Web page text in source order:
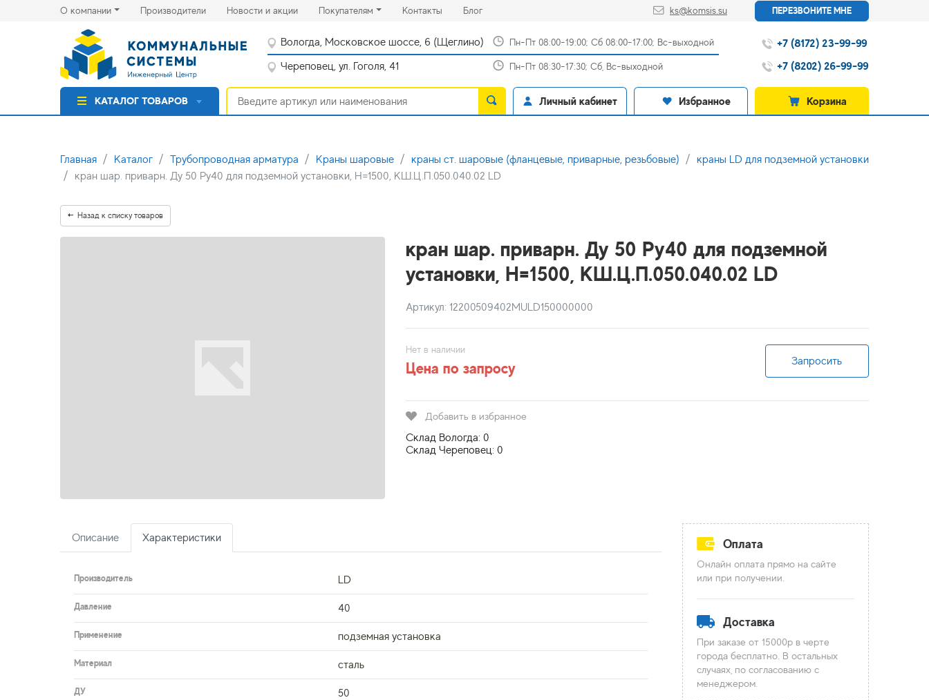
О компании Производители(current)Новости и акции(current)Покупателям Контакты(current)
Блог(current) ks@komsis.su ПЕРЕЗВОНИТЕ МНЕ
Вологда, Московское шоссе, 6 (Щеглино) Пн-Пт 08:00-19:00; Сб 08:00-17:00; Вс-выходной
Череповец, ул. Гоголя, 41 Пн-Пт 08:30-17:30; Сб, Вс-выходной
+7 (8172) 23-99-99
+7 (8202) 26-99-99
КАТАЛОГ ТОВАРОВ Личный кабинет Избранное Корзина
Главная Каталог Трубопроводная арматура Краны шаровые краны ст. шаровые (фланцевые, приварные, резьбовые)
краны LD для подземной установки
кран шар. приварн. Ду 50 Ру40 для подземной установки, H=1500, КШ.Ц.П.050.040.02 LD
Назад к списку товаров
кран шар. приварн. Ду 50 Ру40 для подземной
установки, H=1500, КШ.Ц.П.050.040.02 LD
Артикул: 12200509402MULD150000000
Нет в наличии
Цена по запросу Запросить
Добавить в избранное
Склад Вологда: 0
Склад Череповец: 0
Описание Характеристики
Производитель LD
Давление 40
Применение подземная установка
Материал сталь
ДУ 50
Оплата
Онлайн оплата прямо на сайте
или при получении.
Доставка
При заказе от 15000р в черте
города бесплатно. В остальных
случаях, по согласованию с
менеджером.